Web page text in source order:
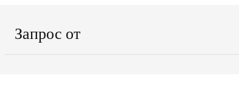
Запрос от